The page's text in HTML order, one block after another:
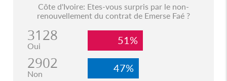
Côte d'Ivoire: Etes-vous surpris par le non-
renouvellement du contrat de Emerse Faé ?
3128
Oui 51%
2902
Non 47%